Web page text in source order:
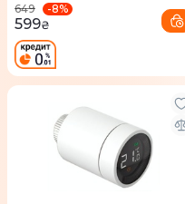
649 -8%
599₴